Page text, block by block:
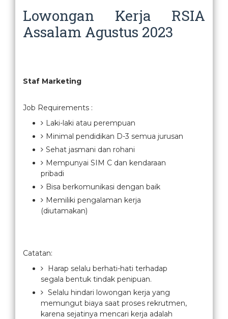
Lowongan Kerja RSIA
Assalam Agustus 2023
Staf Marketing
Job Requirements :
Laki-laki atau perempuan
Minimal pendidikan D-3 semua jurusan
Sehat jasmani dan rohani
Mempunyai SIM C dan kendaraan
pribadi
Bisa berkomunikasi dengan baik
Memiliki pengalaman kerja
(diutamakan)
Catatan:
Harap selalu berhati-hati terhadap
segala bentuk tindak penipuan.
Selalu hindari lowongan kerja yang
memungut biaya saat proses rekrutmen,
karena sejatinya mencari kerja adalah